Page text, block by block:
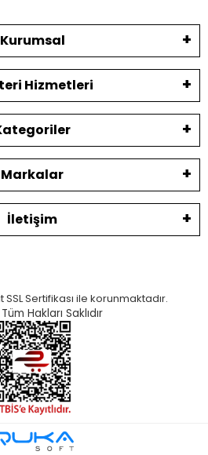
Kurumsal
Hizmetleri
Markalar
İletişim
Sertifikası ile korunmaktadır.
Tüm Hakları Saklıdır